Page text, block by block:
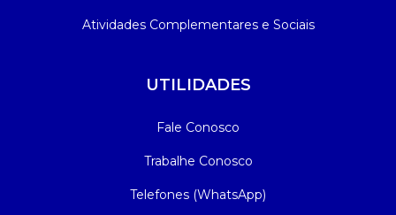
Atividades Complementares e Sociais
UTILIDADES
Fale Conosco
Trabalhe Conosco
Telefones (WhatsApp)